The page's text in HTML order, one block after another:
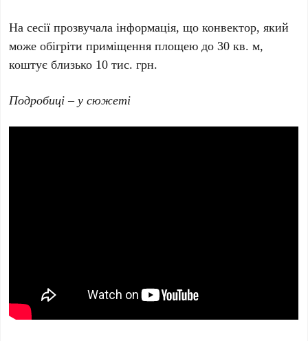
На сесії прозвучала інформація, що конвектор, який
може обігріти приміщення площею до 30 кв. м,
коштує близько 10 тис. грн.
Подробиці – у сюжеті